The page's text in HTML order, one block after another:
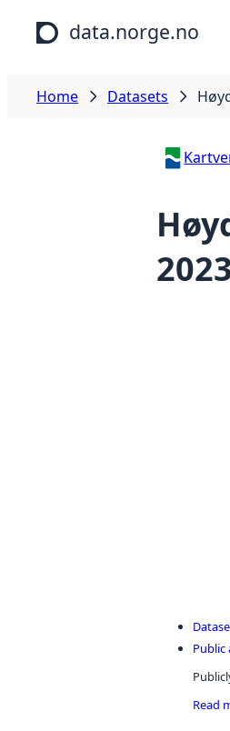
Skip to main content
data.norge.no
Home Datasets
Public
Read